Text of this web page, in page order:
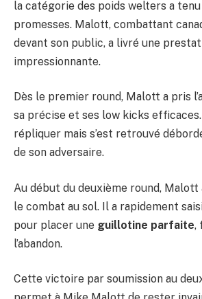
la catégorie des poids welters a
promesses. Malott, combattant
devant son public, a livré une
impressionnante.
Dès le premier round, Malott a pris
sa précise et ses low kicks
répliquer mais s’est retrouvé
de son adversaire.
Au début du deuxième round, Malott
le combat au sol. Il a rapidement
pour placer une guillotine parfaite,
l’abandon.
Cette victoire par soumission au